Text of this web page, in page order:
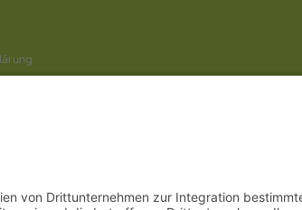
,Ludwigsburg ,Stuttgart, München,Potsdam,Bremen,